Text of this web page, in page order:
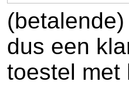
dus een
toestel met